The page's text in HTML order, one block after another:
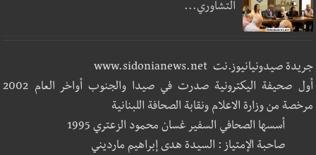
التشاوري...
جريدة صيدونيانيوز.نت www.sidonianews.net
أول صحيفة اليكترونية صدرت في صيدا والجنوب أواخر العام 2002
مرخصة من وزارة الاعلام ونقابة الصحافة اللبنانية
أسسها الصحافي السفير غسان محمود الزعتري 1995
صاحبة الإمتياز : السيدة هدى إبراهيم مارديني